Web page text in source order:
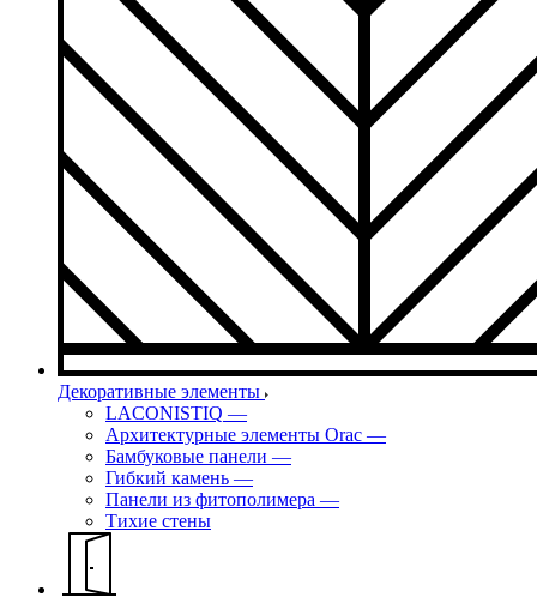
Декоративные элементы
LACONISTIQ —
Архитектурные элементы Orac —
Бамбуковые панели —
Гибкий камень —
Панели из фитополимера —
Тихие стены